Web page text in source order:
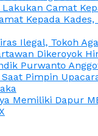
Camat
Kepada
Ilegal, Tokoh
Dikeroyok
Purwanto
Pimpin
Memiliki Dapur